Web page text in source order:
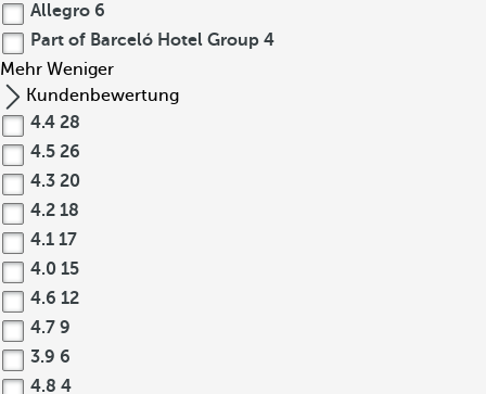
Allegro 6
Part of Barceló Hotel Group 4
Mehr Weniger
Kundenbewertung
4.4 28
4.5 26
4.3 20
4.2 18
4.1 17
4.0 15
4.6 12
4.7 9
3.9 6
4.8 4